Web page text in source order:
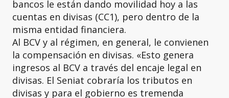
bancos le están dando movilidad hoy a las
cuentas en divisas (CC1), pero dentro de la
misma entidad financiera.
Al BCV y al régimen, en general, le convienen
la compensación en divisas. «Esto genera
ingresos al BCV a través del encaje legal en
divisas. El Seniat cobraría los tributos en
divisas y para el gobierno es tremenda